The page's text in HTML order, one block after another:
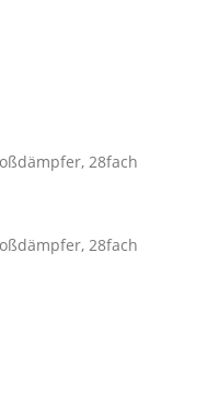
28fach
28fach